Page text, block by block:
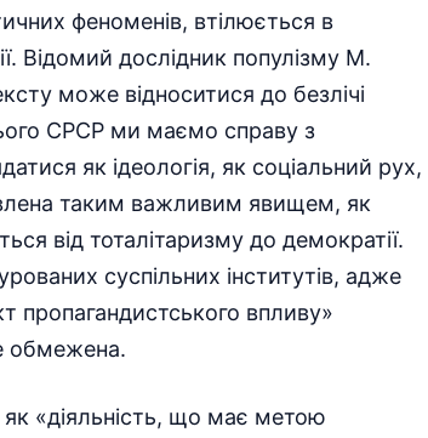
феноменів, втілюється в
Відомий дослідник популізму М.
може відноситися до безлічі
СРСР ми маємо справу з
як ідеологія, як соціальний рух,
таким важливим явищем, як
від тоталітаризму до демократії.
суспільних інститутів, адже
пропагандистського впливу»
обмежена.
«діяльність, що має метою